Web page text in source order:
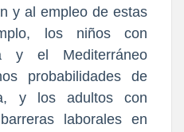
y al empleo de estas
los niños con
y el Mediterráneo
probabilidades de
y los adultos con
laborales en